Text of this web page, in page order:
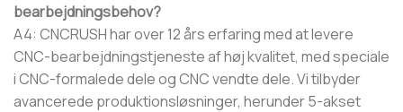
bearbejdningsbehov?
A4: CNCRUSH har over 12 års erfaring med at levere
CNC-bearbejdningstjeneste af høj kvalitet, med speciale
i CNC-formalede dele og CNC vendte dele. Vi tilbyder
avancerede produktionsløsninger, herunder 5-akset